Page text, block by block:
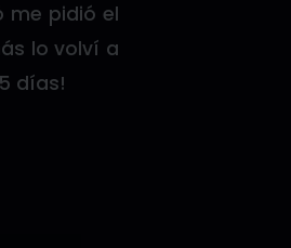
me pidió el
lo volví a
días!